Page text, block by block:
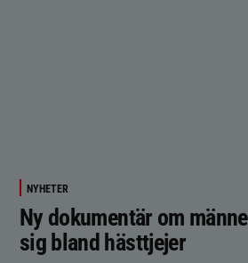
NYHETER
Ny dokumentär om
sig bland hästtjejer